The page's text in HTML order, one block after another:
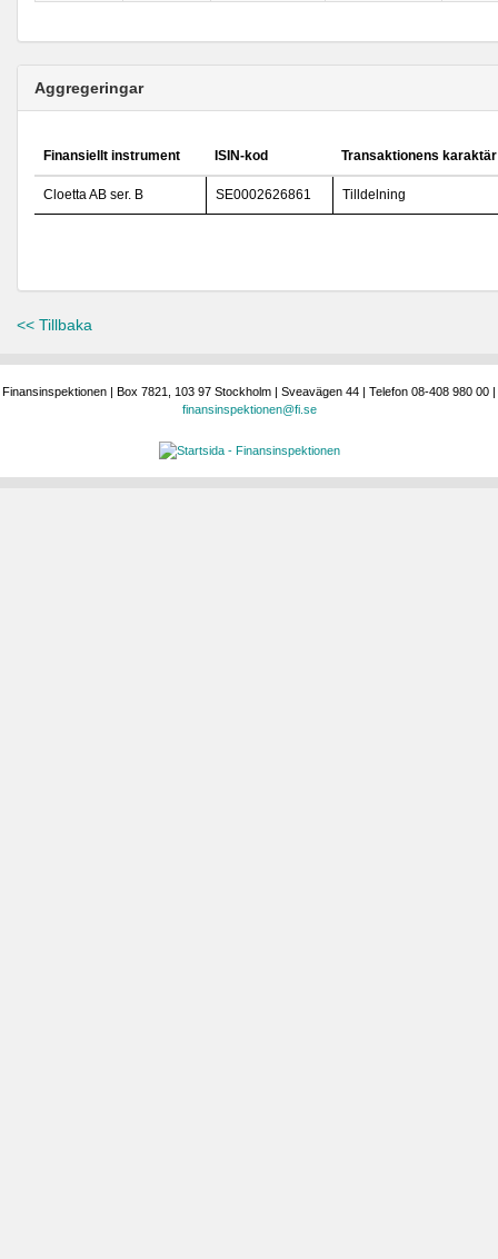
Aggregeringar
Finansiellt instrument ISIN-kod Transaktionens karaktär
Cloetta AB ser. B SE0002626861 Tilldelning
<< Tillbaka
Finansinspektionen | Box 7821, 103 97 Stockholm | Sveavägen 44 | Telefon 08-408 980 00 |
finansinspektionen@fi.se